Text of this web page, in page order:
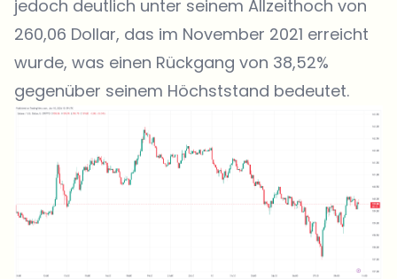
jedoch deutlich unter seinem Allzeithoch von
260,06 Dollar, das im November 2021 erreicht
wurde, was einen Rückgang von 38,52%
gegenüber seinem Höchststand bedeutet.